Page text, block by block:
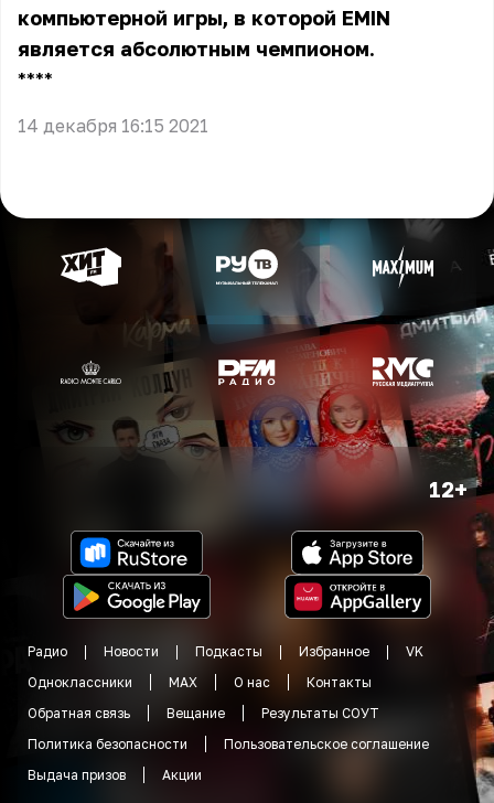
компьютерной игры, в которой EMIN
является абсолютным чемпионом.
** **
14 декабря 16:15 2021
12+
Радио Новости Подкасты Избранное
VK
Одноклассники
MAX О нас
Контакты
Обратная связь
Вещание
Результаты СОУТ
Политика безопасности
Пользовательское соглашение
Выдача призов
Акции